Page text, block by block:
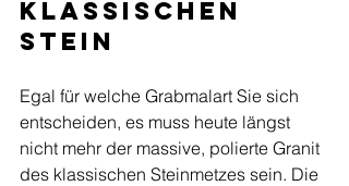
klassischen
Stein
Egal für welche Grabmalart Sie sich
entscheiden, es muss heute längst
nicht mehr der massive, polierte Granit
des klassischen Steinmetzes sein. Die